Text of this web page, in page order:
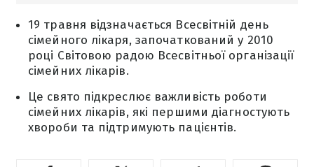
19 травня відзначається Всесвітній день
сімейного лікаря, започаткований у 2010
році Світовою радою Всесвітньої організації
сімейних лікарів.
Це свято підкреслює важливість роботи
сімейних лікарів, які першими діагностують
хвороби та підтримують пацієнтів.